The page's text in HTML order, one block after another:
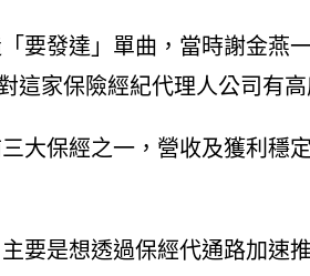
要發達」單曲，當時謝金燕
這家保險經紀代理人公司有高
大保經之一，營收及獲利穩
要是想透過保經代通路加速